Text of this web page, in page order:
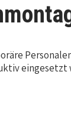
eingesetzt